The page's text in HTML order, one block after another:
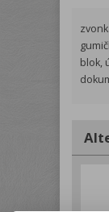
blok,